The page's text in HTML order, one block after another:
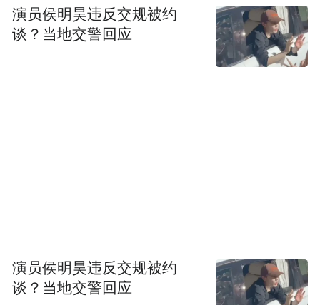
演员侯明昊违反交规被约
谈？当地交警回应
演员侯明昊违反交规被约
谈？当地交警回应